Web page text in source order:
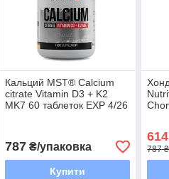
Кальций MST® Calcium
citrate Vitamin D3 + K2
MK7 60 таблеток EXP 4/26
787₴/упаковка
Купити
614
787